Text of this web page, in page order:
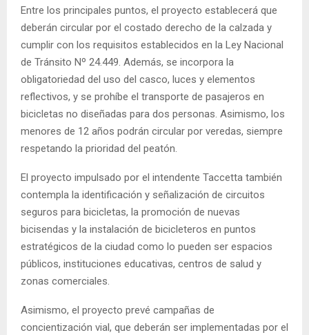
Entre los principales puntos, el proyecto establecerá que
deberán circular por el costado derecho de la calzada y
cumplir con los requisitos establecidos en la Ley Nacional
de Tránsito Nº 24.449. Además, se incorpora la
obligatoriedad del uso del casco, luces y elementos
reflectivos, y se prohíbe el transporte de pasajeros en
bicicletas no diseñadas para dos personas. Asimismo, los
menores de 12 años podrán circular por veredas, siempre
respetando la prioridad del peatón.
El proyecto impulsado por el intendente Taccetta también
contempla la identificación y señalización de circuitos
seguros para bicicletas, la promoción de nuevas
bicisendas y la instalación de bicicleteros en puntos
estratégicos de la ciudad como lo pueden ser espacios
públicos, instituciones educativas, centros de salud y
zonas comerciales.
Asimismo, el proyecto prevé campañas de
concientización vial, que deberán ser implementadas por el